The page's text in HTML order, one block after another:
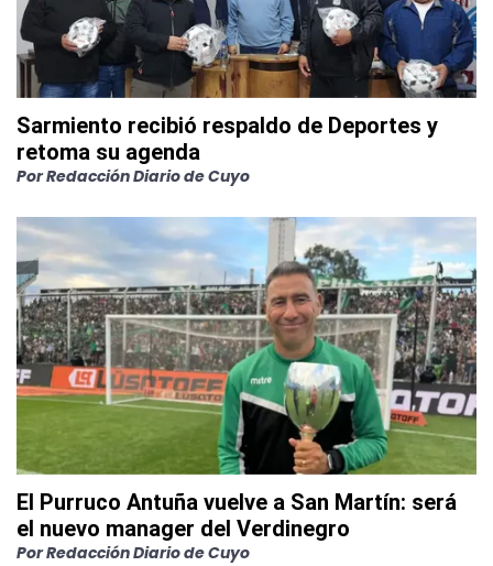
Sarmiento recibió respaldo de Deportes y
retoma su agenda
PorRedacción Diario de Cuyo
El Purruco Antuña vuelve a San Martín: será
el nuevo manager del Verdinegro
PorRedacción Diario de Cuyo